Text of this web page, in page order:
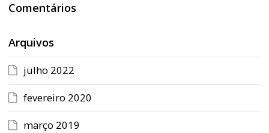
Comentários
Arquivos
julho 2022
fevereiro 2020
março 2019